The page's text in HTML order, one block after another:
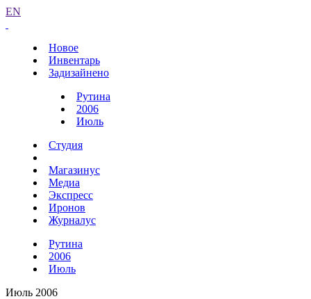
EN
Новое
Инвентарь
Задизайнено
Рутина
2006
Июль
Студия
Магазинус
Медиа
Экспресс
Иронов
Журналус
Рутина
2006
Июль
Июль 2006